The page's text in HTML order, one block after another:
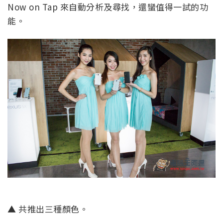
Now on Tap 來自動分析及尋找，還蠻值得一試的功
能。
▲ 共推出三種顏色。